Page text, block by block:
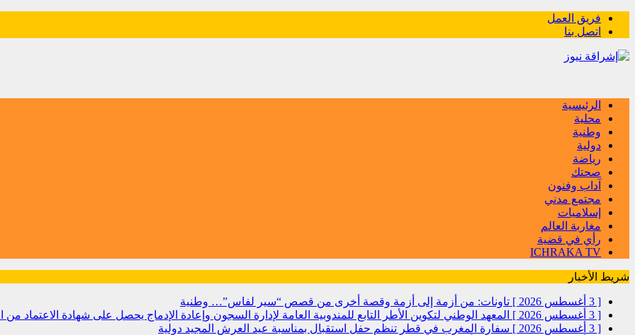
فريق العمل
اتصل بنا
الرئيسية
محلية
وطنية
دولية
رياضة
صحتك
آداب وفنون
مجتمع مدني
إسلاميات
مغاربة العالم
رأي في قضية
ICHRAKA TV
شريط الأخبار
[ 3 أغسطس 2026 ] تاونات: من أزمة إلى أزمة وقصة أخرى من قصص “سير لفاس”… وطنية
[ 3 أغسطس 2026 ]
المعهد الوطني لتكوين الأطر التابع للمندوبية العامة لإدارة السجون وإعادة الإدماج يحصل على شهادة الاعتماد
[ 3 أغسطس 2026 ]
سفارة المغرب في قطر تنظم حفل استقبال بمناسبة عيد العرش المجيد دولية